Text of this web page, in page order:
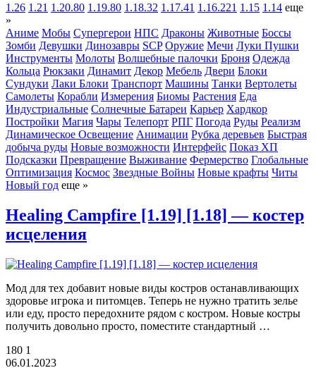
1.26 1.21 1.20.80 1.19.80 1.18.32 1.17.41 1.16.221 1.15 1.14 еще
»
Аниме Мобы Супергерои НПС Драконы Животные Боссы
Зомби Девушки Динозавры SCP Оружие Мечи Луки Пушки
Инструменты Молоты Волшебные палочки Броня Одежда
Кольца Рюкзаки Динамит Декор Мебель Двери Блоки
Сундуки Лаки Блоки Транспорт Машины Танки Вертолеты
Самолеты Корабли Измерения Биомы Растения Еда
Индустриальные Солнечные Батареи Карьер Хардкор
Постройки Магия Чары Телепорт РПГ Погода Руды Реализм
Динамическое Освещение Анимации Рубка деревьев Быстрая
добыча руды Новые возможности Интерфейс Показ ХП
Подсказки Превращение Выживание Фермерство Глобальные
Оптимизация Космос Звездные Войны Новые крафты Читы
Новый год еще »
Healing Campfire [1.19] [1.18] — костер
исцеления
Мод для тех добавит новые виды костров останавливающих
здоровье игрока и питомцев. Теперь не нужно тратить зелье
или еду, просто передохните рядом с костром. Новые костры
получить довольно просто, поместите стандартный …
180 1
06.01.2023